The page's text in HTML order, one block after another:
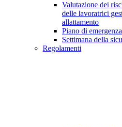
Valutazione dei
delle lavoratrici
allattamento
Piano di
Settimana della
Regolamenti